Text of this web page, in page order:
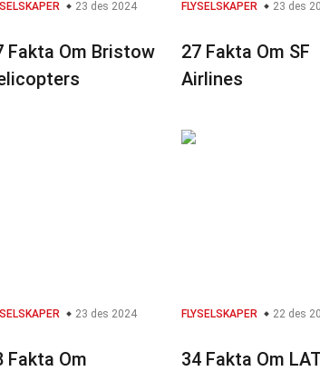
23 des 2024
Fakta Om Bristow
FLYSELSKAPER 23 des
27 Fakta Om SF
Airlines
23 des 2024
Fakta Om
FLYSELSKAPER 22 des
34 Fakta Om